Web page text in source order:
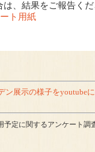
は、結果をご報告く
ト用紙
ン展示の様子をyoutube
予定に関するアンケート調